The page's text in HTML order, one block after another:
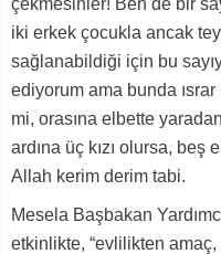
çekmesinler! Ben de bir
iki erkek çocukla ancak
sağlanabildiği için bu
ediyorum ama bunda
mi, orasına elbette
ardına üç kızı olursa,
Allah kerim derim tabi.
Mesela Başbakan
etkinlikte, “evlilikten